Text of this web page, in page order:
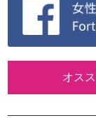
オス